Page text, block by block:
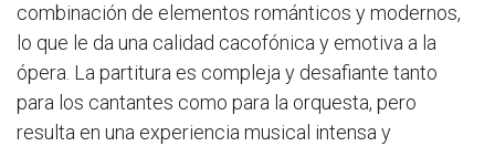
combinación de elementos románticos y modernos,
lo que le da una calidad cacofónica y emotiva a la
ópera. La partitura es compleja y desafiante tanto
para los cantantes como para la orquesta, pero
resulta en una experiencia musical intensa y